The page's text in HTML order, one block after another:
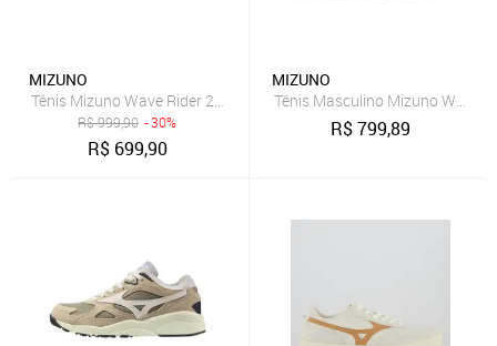
MIZUNO
Tênis Mizuno Wave Rider 27 SSW Masculino - Bege - Mizuno
R$999,90 - 30%
R$ 699,90
MIZUNO
Tênis Masculino Mizuno Wave
R$799,89